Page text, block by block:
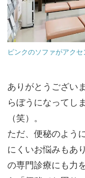
ピンクのソファがアク
ありがとうござい
らぼうになってし
（笑）。
ただ、便秘のよう
にくいお悩みもあ
の専門診療にも力